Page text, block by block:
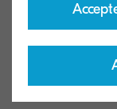
Opwarmtijd
60 seconden